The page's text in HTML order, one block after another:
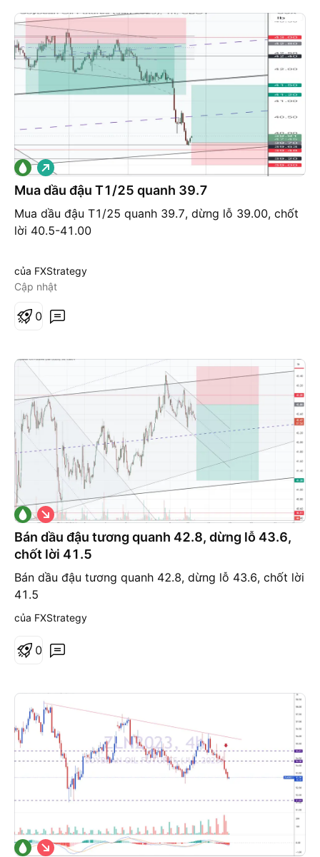
Mua dầu đậu T1/25 quanh 39.7
Mua dầu đậu T1/25 quanh 39.7, dừng lỗ 39.00, chốt
lời 40.5-41.00
G
i
á
l
ê
của FXStrategy
Cập nhật
0
Bán dầu đậu tương quanh 42.8, dừng lỗ 43.6,
chốt lời 41.5
Bán dầu đậu tương quanh 42.8, dừng lỗ 43.6, chốt lời
41.5
G
i
á
x
u
n
g
của FXStrategy
0
G